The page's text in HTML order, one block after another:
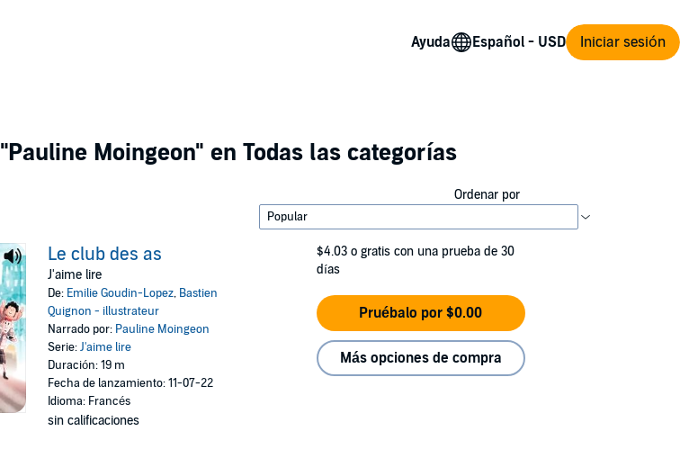
Ayuda Iniciar sesión
"Pauline Moingeon" en Todas las categorías
Ordenar por
Le club des as
J'aime lire
De: Emilie Goudin-Lopez, Bastien
Quignon - illustrateur
Narrado por: Pauline Moingeon
Serie:J'aime lire
Duración: 19 m
Fecha de lanzamiento: 11-07-22
Idioma: Francés
sin calificaciones
$4.03 o gratis con una prueba de 30
días
Pruébalo por $0.00
Más opciones de compra